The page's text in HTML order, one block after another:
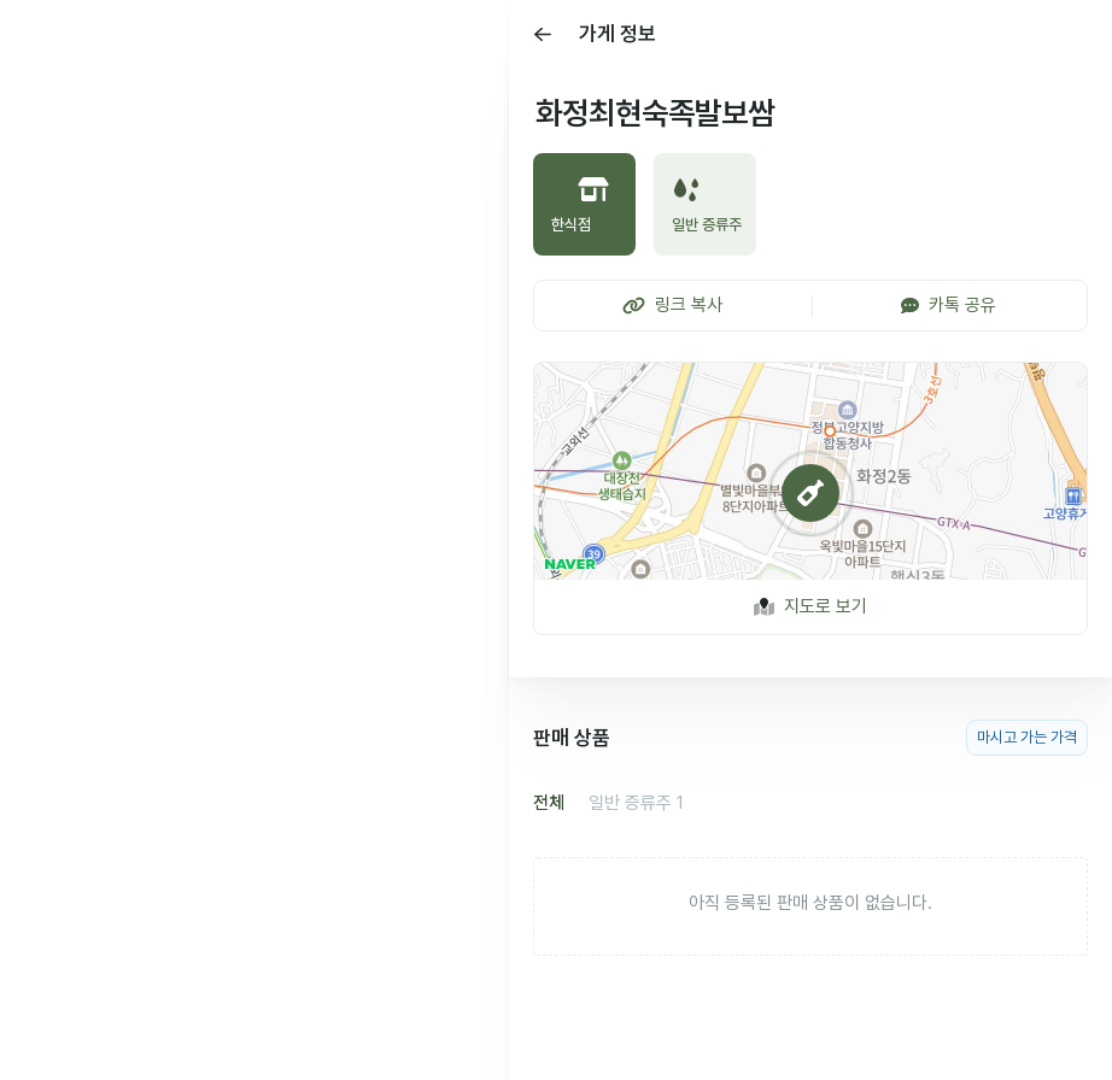
가게 정보
화정최현숙족발보쌈
한식점 일반 증류주
링크 복사 카톡 공유
지도로 보기
판매 상품 마시고 가는 가격
전체 일반 증류주 1
아직 등록된 판매 상품이 없습니다.